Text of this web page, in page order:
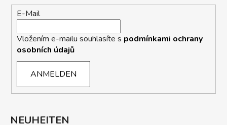
E-Mail
Vložením e-mailu souhlasíte s podmínkami ochrany
osobních údajů
ANMELDEN
NEUHEITEN